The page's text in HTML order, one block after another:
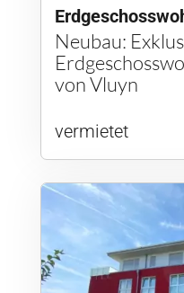
Neubau:
von Vluyn
vermietet